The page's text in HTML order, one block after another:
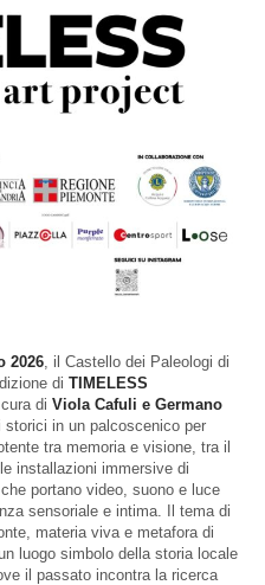
2026 , il Castello dei Paleologi di
di TIMELESS
cura di Viola Cafuli e Germano
storici in un palcoscenico per
tra memoria e visione, tra il
installazioni immersive di
, che portano video, suono e luce
sensoriale e intima. Il tema di
materia viva e metafora di
luogo simbolo della storia locale
il passato incontra la ricerca